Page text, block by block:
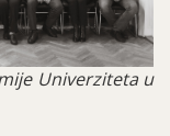
Univerziteta u